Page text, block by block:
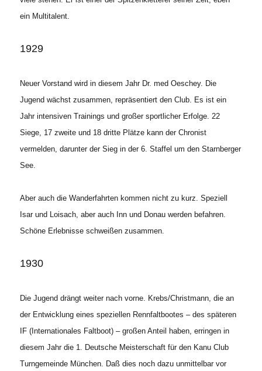
ein Multitalent.
1929
Neuer Vorstand wird in diesem Jahr Dr. med Oeschey. Die
Jugend wächst zusammen, repräsentiert den Club. Es ist ein
Jahr intensiven Trainings und großer sportlicher Erfolge. 22
Siege, 17 zweite und 18 dritte Plätze kann der Chronist
vermelden, darunter der Sieg in der 6. Staffel um den Starnberger
See.
Aber auch die Wanderfahrten kommen nicht zu kurz. Speziell
Isar und Loisach, aber auch Inn und Donau werden befahren.
Schöne Erlebnisse schweißen zusammen.
1930
Die Jugend drängt weiter nach vorne. Krebs/Christmann, die an
der Entwicklung eines speziellen Rennfaltbootes – des späteren
IF (Internationales Faltboot) – großen Anteil haben, erringen in
diesem Jahr die 1. Deutsche Meisterschaft für den Kanu Club
Turngemeinde München. Daß dies noch dazu unmittelbar vor